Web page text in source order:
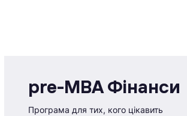
pre-MBA Фінанси
Програма для тих, кого цікавить